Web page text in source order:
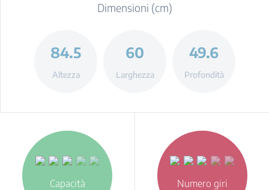
Dimensioni (cm)
84.5
Altezza
60
Larghezza
49.6
Profondità
Capacità Numero giri